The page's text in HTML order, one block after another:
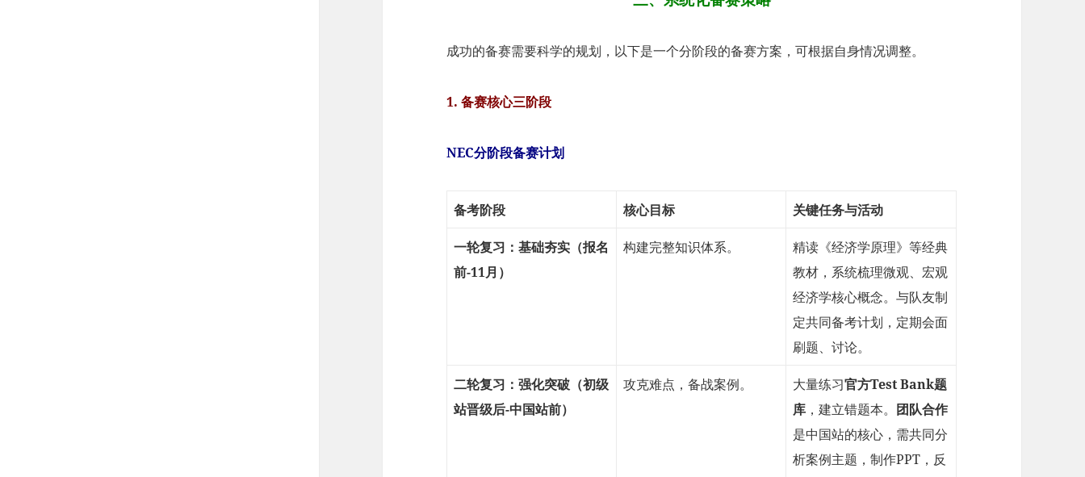
成功的备赛需要科学的规划，以下是一个分阶段的备赛方案，可根据自身情况调整。
1. 备赛核心三阶段
NEC分阶段备赛计划
备考阶段 核心目标 关键任务与活动
一轮复习：基础夯实（报名
前-11月）
构建完整知识体系。
精读《经济学原理》等经典
教材，系统梳理微观、宏观
经济学核心概念。与队友制
定共同备考计划，定期会面
刷题、讨论。
二轮复习：强化突破（初级
站晋级后-中国站前）
攻克难点，备战案例。 大量练习官方Test Bank题
库，建立错题本。 团队合作
是中国站的核心，需共同分
析案例主题，制作PPT，反